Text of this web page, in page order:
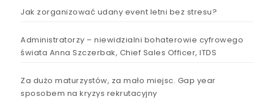
Jak zorganizować udany event letni bez stresu?
Administratorzy – niewidzialni bohaterowie cyfrowego
świata Anna Szczerbak, Chief Sales Officer, ITDS
Za dużo maturzystów, za mało miejsc. Gap year
sposobem na kryzys rekrutacyjny